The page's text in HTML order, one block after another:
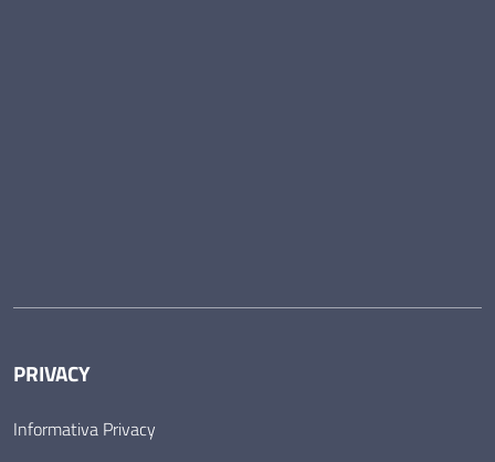
PRIVACY
Informativa Privacy